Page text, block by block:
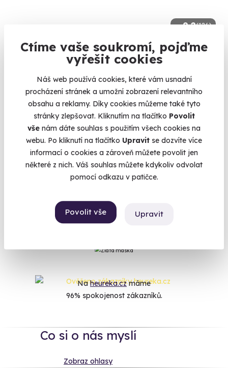
Ctíme vaše soukromí, pojďme
vyřešit cookies
Náš web používá cookies, které vám usnadní
procházení stránek a umožní zobrazení relevantního
obsahu a reklamy. Díky cookies můžeme také tyto
stránky zlepšovat. Kliknutím na tlačítko Povolit
vše nám dáte souhlas s použitím všech cookies na
webu. Po kliknutí na tlačítko Upravit se dozvíte více
informací o cookies a zároveň můžete povolit jen
některé z nich. Váš souhlas můžete kdykoliv odvolat
pomocí odkazu v patičce.
Povolit vše Upravit
9.2(126)
Jízda v Lamborghini Huracán
Řízení Lamborghini na silnici i dálnici.
Praha (+ 2 další lokality)
2 290 Kč
Letošní hvězdy mezi zážitky, kterými letos uděláte obrovskou
měsíců. Vyměnit ho můžete po celou dobu platnosti. Vrácení
peněz je taky možné až do 60 dnů. Úrazové pojištění a
pojištění storna zážitku umíme také. Ke každé objednávce
Naheureka.czmáme
96% spokojenost zákazníků.
Co si o nás myslí
Zobraz ohlasy